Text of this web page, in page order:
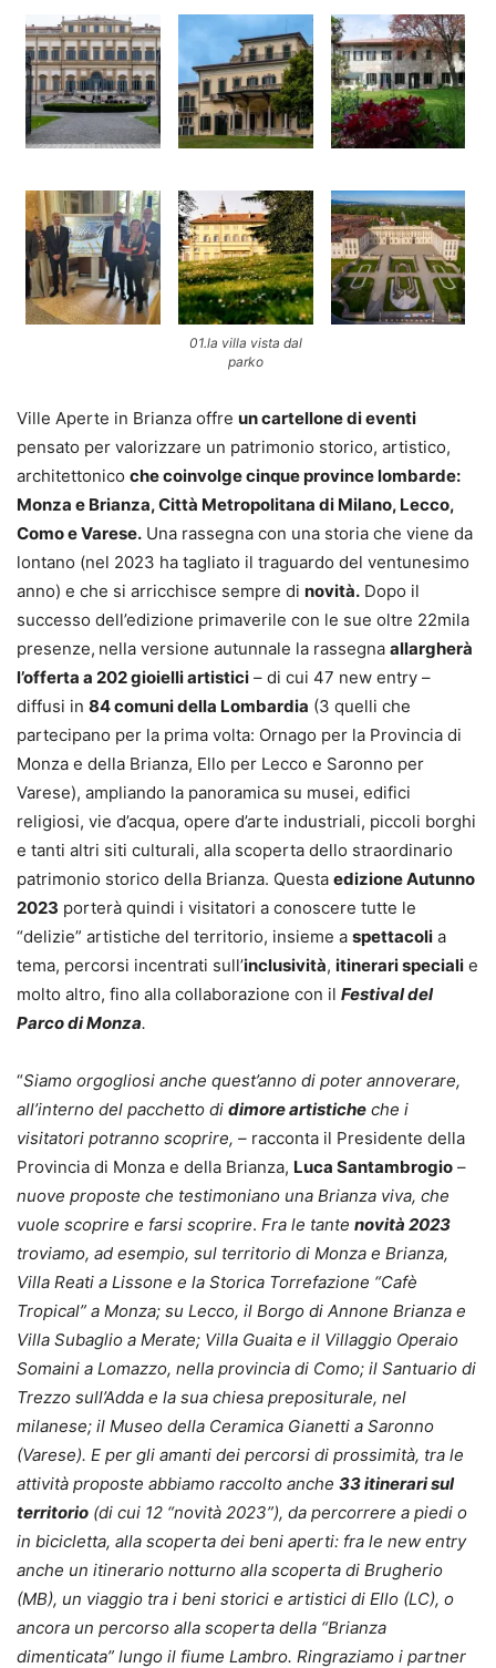
01.la villa vista dal
parko
Ville Aperte in Brianza offre uncartellone di eventi
pensato per valorizzare un patrimonio storico, artistico,
architettonico che coinvolge cinque province lombarde:
Monza e Brianza, Città Metropolitana di Milano, Lecco,
Como e Varese. Una rassegna con una storia che viene da
lontano (nel 2023 ha tagliato il traguardo del ventunesimo
anno) e che si arricchisce sempre di novità. Dopo il
successo dell’edizione primaverile con le sue oltre 22mila
presenze, nella versione autunnale la rassegna allargherà
l’offerta a 202 gioielliartistici – di cui 47 new entry –
diffusi in 84 comuni della Lombardia (3 quelli che
partecipano per la prima volta: Ornago per la Provincia di
Monza e della Brianza, Ello per Lecco e Saronno per
Varese), ampliando la panoramica su musei, edifici
religiosi, vie d’acqua, opere d’arte industriali, piccoli borghi
e tanti altri siti culturali, alla scoperta dello straordinario
patrimonio storico della Brianza. Questa edizione Autunno
2023 porterà quindi i visitatori a conoscere tutte le
“delizie” artistiche del territorio, insieme a spettacoli a
tema, percorsi incentrati sull’inclusività, itinerari speciali e
molto altro, fino alla collaborazione con il Festival del
Parco di Monza.
“Siamo orgogliosi anche quest’anno di poter annoverare,
all’interno del pacchetto di dimore artistiche che i
visitatori potranno scoprire, – racconta il Presidente della
Provincia di Monza e della Brianza, Luca Santambrogio –
nuove proposte che testimoniano una Brianza viva, che
vuole scoprire e farsi scoprire. Fra le tante novità 2023
troviamo, ad esempio, sul territorio di Monza e Brianza,
Villa Reati a Lissone e la Storica Torrefazione “Cafè
Tropical” a Monza; su Lecco, il Borgo di Annone Brianza e
Villa Subaglio a Merate; Villa Guaita e il Villaggio Operaio
Somaini a Lomazzo, nella provincia di Como; il Santuario di
Trezzo sull’Adda e la sua chiesa prepositurale, nel
milanese; il Museo della Ceramica Gianetti a Saronno
(Varese). E per gli amanti dei percorsi di prossimità, tra le
attività proposte abbiamo raccolto anche 33 itinerari sul
territorio (di cui 12 “novità 2023”), da percorrere a piedi o
in bicicletta, alla scoperta dei beni aperti: fra le new entry
anche un itinerario notturno alla scoperta di Brugherio
(MB), un viaggio tra i beni storici e artistici di Ello (LC), o
ancora un percorso alla scoperta della “Brianza
dimenticata” lungo il fiume Lambro. Ringraziamo i partner